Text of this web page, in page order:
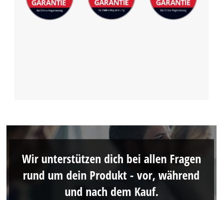
Wir unterstützen dich bei allen Fragen
rund um dein Produkt - vor, während
und nach dem Kauf.